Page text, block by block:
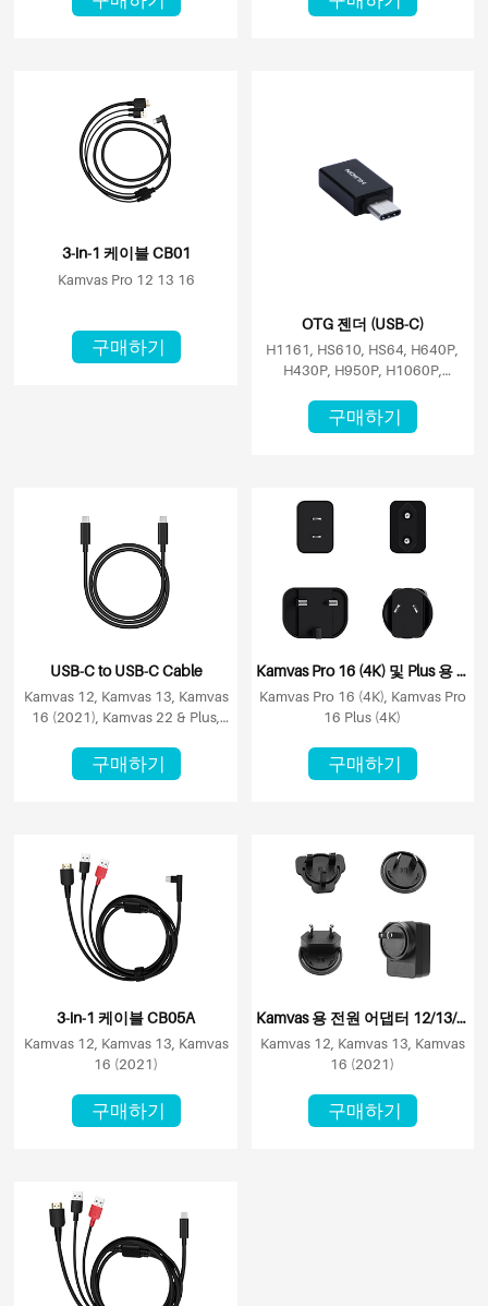
3-in-1 케이블 CB01
Kamvas Pro 12 13 16
구매하기
OTG 젠더 (USB-C)
H1161, HS610, HS64, H640P,
H430P, H950P, H1060P,
구매하기
USB-C to USB-C Cable
Kamvas 12, Kamvas 13, Kamvas
16 (2021), Kamvas 22 & Plus,
구매하기
Kamvas Pro 16 (4K) 및 Plus 용 전원 어댑터
Kamvas Pro 16 (4K), Kamvas Pro
16 Plus (4K)
구매하기
3-in-1 케이블 CB05A
Kamvas 12, Kamvas 13, Kamvas
16 (2021)
구매하기
Kamvas 용 전원 어댑터 12/13/16 (2021)
Kamvas 12, Kamvas 13, Kamvas
16 (2021)
구매하기